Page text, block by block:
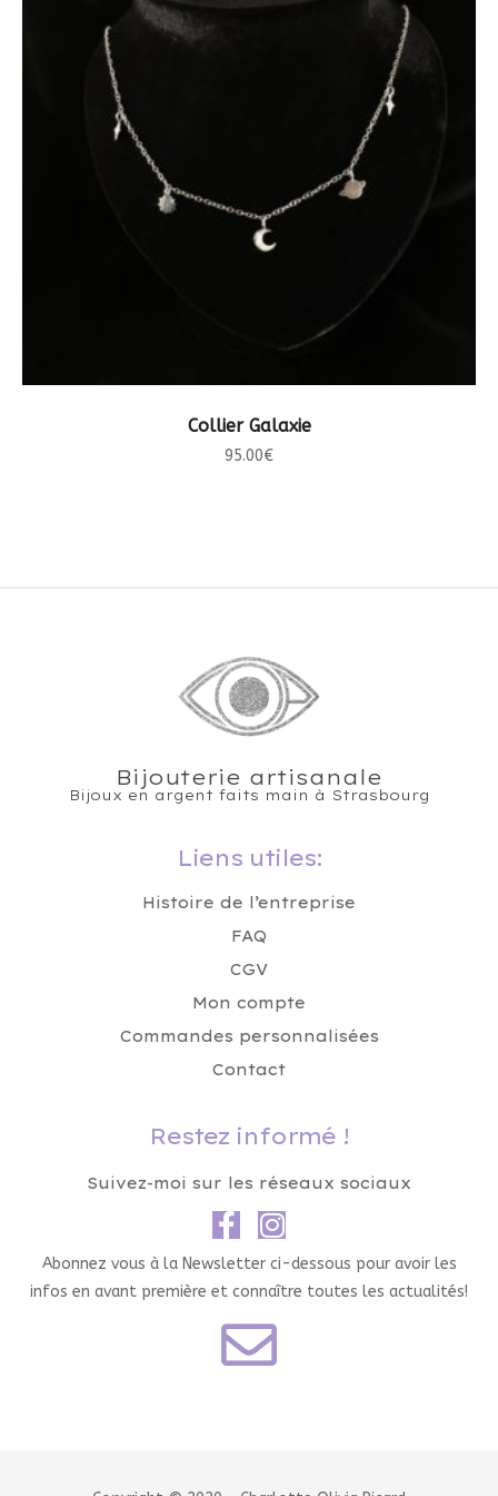
CHOIX DES OPTIONS
Collier Galaxie
95.00€
Bijouterie artisanale
Bijoux en argent faits main à Strasbourg
Liens utiles:
Histoire de l’entreprise
FAQ
CGV
Mon compte
Commandes personnalisées
Contact
Restez informé !
Suivez-moi sur les réseaux sociaux
Abonnez vous à la Newsletter ci-dessous pour avoir les
infos en avant première et connaître toutes les actualités!